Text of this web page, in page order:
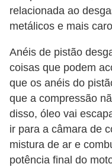
relacionada ao
metálicos e mais
Anéis de pistão
coisas que podem
que os anéis do
que a compressão
disso, óleo vai
ir para a câmara de
mistura de ar e
potência final do
e
c
a
l
l
e
m
a
n